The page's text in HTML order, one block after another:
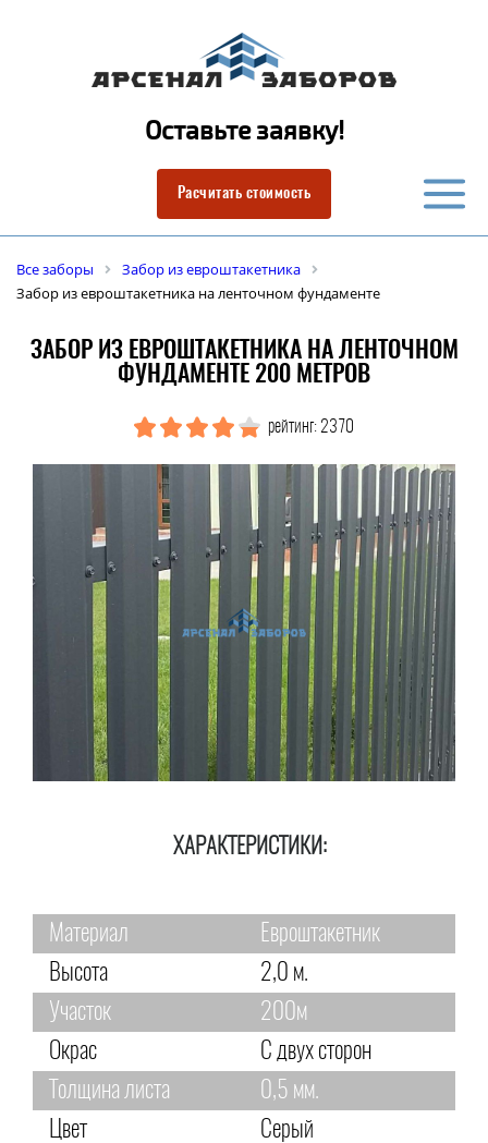
Оставьте заявку!
Расчитать стоимость
Все заборы
Забор из евроштакетника
Забор из евроштакетника на ленточном фундаменте
ЗАБОР ИЗ ЕВРОШТАКЕТНИКА НА ЛЕНТОЧНОМ
ФУНДАМЕНТЕ 200 МЕТРОВ
рейтинг: 2370
ХАРАКТЕРИСТИКИ:
Материал
Евроштакетник
Высота
2,0 м.
Участок
200м
Окрас
С двух сторон
Толщина листа
0,5 мм.
Цвет
Серый